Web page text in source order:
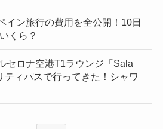
イン旅行の費用を全公開！10日
くら？
セロナ空港T1ラウンジ「Sala
ティパスで行ってきた！シャワ